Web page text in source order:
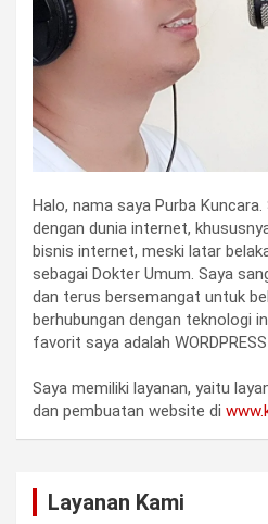
Halo, nama saya Purba
dengan dunia internet,
bisnis internet, meski latar
sebagai Dokter Umum. Saya
dan terus bersemangat untuk
berhubungan dengan teknologi
favorit saya adalah
Saya memiliki layanan, yaitu
dan pembuatan website di
Layanan Kami